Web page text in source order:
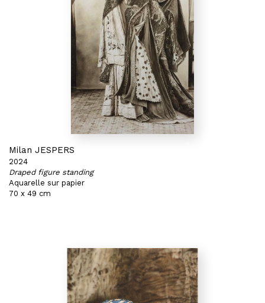
Milan JESPERS
2024
Draped figure standing
Aquarelle sur papier
70 x 49 cm